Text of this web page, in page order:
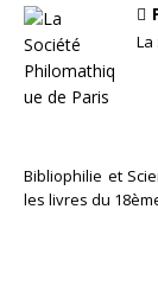
La
Bibliophilie et
les livres du